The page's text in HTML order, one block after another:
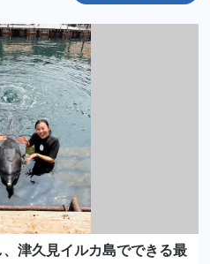
津久見イルカ島でできる最